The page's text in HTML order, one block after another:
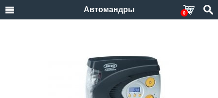
Автомандры 0